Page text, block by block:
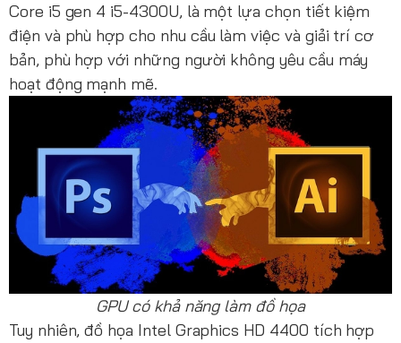
Core i5 gen 4 i5-4300U, là một lựa chọn tiết kiệm
điện và phù hợp cho nhu cầu làm việc và giải trí cơ
bản, phù hợp với những người không yêu cầu máy
hoạt động mạnh mẽ.
GPU có khả năng làm đồ họa
Tuy nhiên, đồ họa Intel Graphics HD 4400 tích hợp